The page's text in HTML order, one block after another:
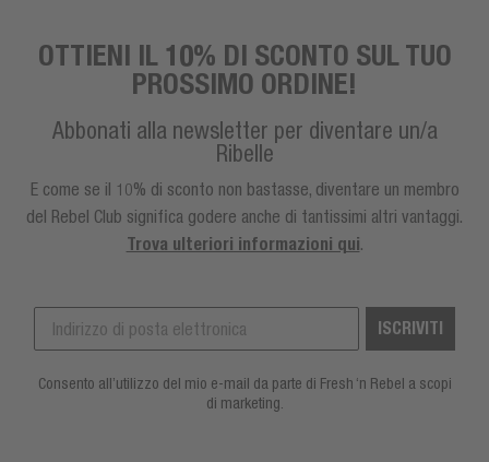
OTTIENI IL 10% DI SCONTO SUL TUO
PROSSIMO ORDINE!
Abbonati alla newsletter per diventare un/a
Ribelle
E come se il 10% di sconto non bastasse, diventare un membro
del Rebel Club significa godere anche di tantissimi altri vantaggi.
Trova ulteriori informazioni qui
ISCRIVITI
Consento all’utilizzo del mio e-mail da parte di Fresh ‘n Rebel a scopi
di marketing.